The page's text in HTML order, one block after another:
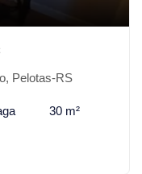
Pelotas-RS
30 m²